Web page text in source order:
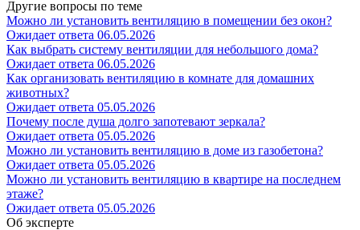
Другие вопросы по теме
Можно ли установить вентиляцию в помещении без окон?
Ожидает ответа 06.05.2026
Как выбрать систему вентиляции для небольшого дома?
Ожидает ответа 06.05.2026
Как организовать вентиляцию в комнате для домашних
животных?
Ожидает ответа 05.05.2026
Почему после душа долго запотевают зеркала?
Ожидает ответа 05.05.2026
Можно ли установить вентиляцию в доме из газобетона?
Ожидает ответа 05.05.2026
Можно ли установить вентиляцию в квартире на последнем
этаже?
Ожидает ответа 05.05.2026
Об эксперте